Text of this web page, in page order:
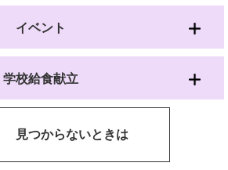
イベント
学校給食献立
見つからないときは